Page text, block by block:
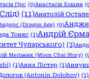
Гірс (0)Анастасія Хошин
(11)Анатолій
(Dragon Age) (0)
Тонкс (1)Андрій
Чупарського) (3)
Мельник (Moon Chai Story)
(1)Анна Лістер (1)
(Antonin Dolohov) (1)